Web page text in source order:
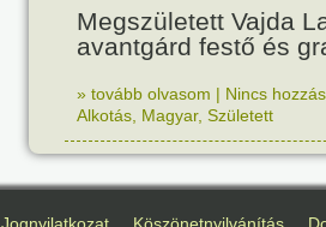
Megszületett Vajda
avantgárd festő és
» tovább olvasom | Nincs
Alkotás Magyar, Született